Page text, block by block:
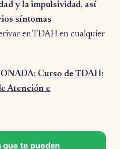
y la impulsividad, así
síntomas
en TDAH en cualquier
Curso de TDAH:
Atención e
te pueden